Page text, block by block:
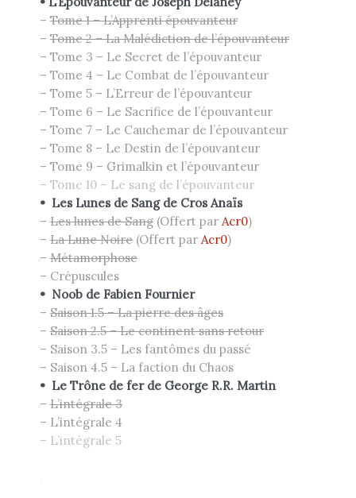
– Tome 1 – L’Apprenti épouvanteur
– Tome 2 – La Malédiction de l’épouvanteur
– Tome 3 – Le Secret de l’épouvanteur
– Tome 4 – Le Combat de l’épouvanteur
– Tome 5 – L’Erreur de l’épouvanteur
– Tome 6 – Le Sacrifice de l’épouvanteur
– Tome 7 – Le Cauchemar de l’épouvanteur
– Tome 8 – Le Destin de l’épouvanteur
– Tome 9 – Grimalkin et l’épouvanteur
– Tome 10 – Le sang de l’épouvanteur
• Les Lunes de Sang de Cros Anaïs
– Les lunes de Sang (Offert par Acr0)
– La Lune Noire (Offert par Acr0)
– Métamorphose
– Crépuscules
• Noob de Fabien Fournier
– Saison 1.5 – La pierre des âges
– Saison 2.5 – Le continent sans retour
– Saison 3.5 – Les fantômes du passé
– Saison 4.5 – La faction du Chaos
• Le Trône de fer de George R.R. Martin
– L’intégrale 3
– L’intégrale 4
– L’intégrale 5
.